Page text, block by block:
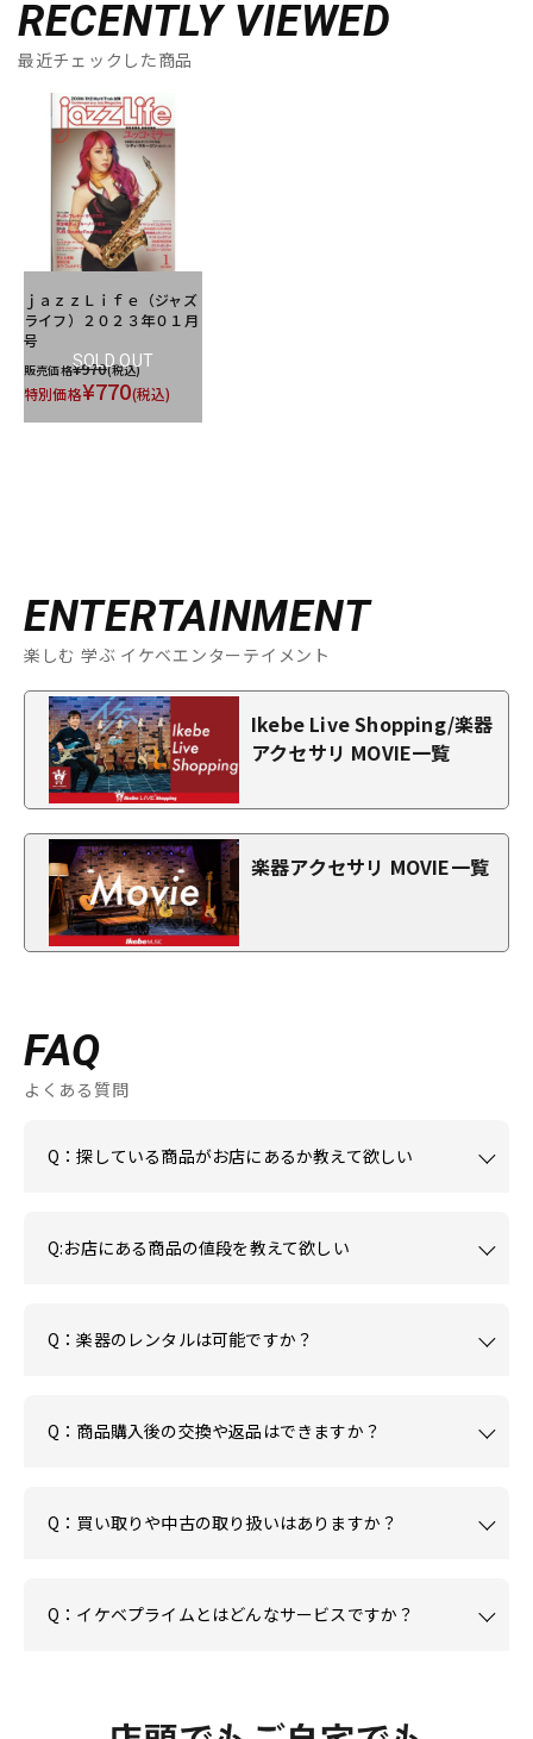
RECENTLY VIEWED
最近チェックした商品
SOLD OUT
ｊａｚｚＬｉｆｅ（ジャズ
ライフ）２０２３年０１月
号
販売価格¥970(税込)
特別価格¥770(税込)
ENTERTAINMENT
楽しむ 学ぶ イケベエンターテイメント
Ikebe Live Shopping/楽器
アクセサリ MOVIE一覧
楽器アクセサリ MOVIE一覧
FAQ
よくある質問
Q：探している商品がお店にあるか教えて欲しい
Q:お店にある商品の値段を教えて欲しい
Q：楽器のレンタルは可能ですか？
Q：商品購入後の交換や返品はできますか？
Q：買い取りや中古の取り扱いはありますか？
Q：イケベプライムとはどんなサービスですか？